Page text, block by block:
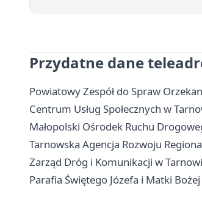
Przydatne dane
Powiatowy Zespół do Spraw
Centrum Usług Społecznych w
Małopolski Ośrodek Ruchu
Tarnowska Agencja Rozwoju
Zarząd Dróg i Komunikacji w
Parafia Świętego Józefa i Matki